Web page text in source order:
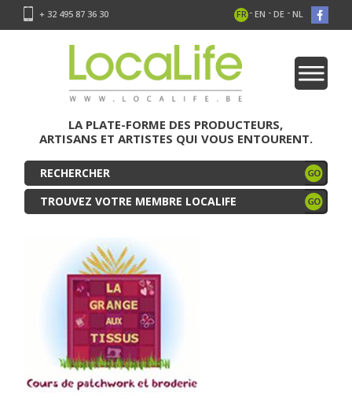
+ 32 495 87 36 30 FR - EN - DE - NL
LA PLATE-FORME DES PRODUCTEURS,
ARTISANS ET ARTISTES QUI VOUS ENTOURENT.
TROUVEZ VOTRE MEMBRE LOCALIFE